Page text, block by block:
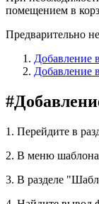
помещением в
Предварительно
Добавление
Добавление
#
1. Перейдите в
2. В меню шаблона
3. В разделе